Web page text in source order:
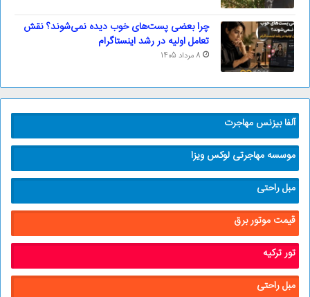
چرا بعضی پست‌های خوب دیده نمی‌شوند؟ نقش
تعامل اولیه در رشد اینستاگرام
8 مرداد 1405
آلفا بیزنس مهاجرت
موسسه مهاجرتی لوکس ویزا
مبل راحتی
قیمت موتور برق
تور ترکیه
مبل راحتی